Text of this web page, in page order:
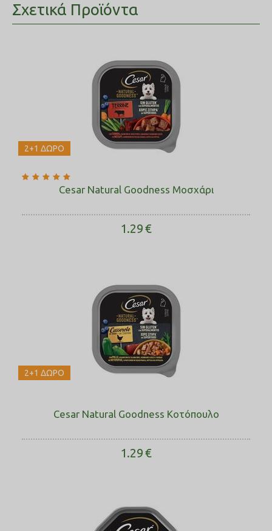
Σχετικά Προϊόντα
2+1 ΔΩΡΟ
Cesar Natural Goodness Μοσχάρι
1.29€
2+1 ΔΩΡΟ
Cesar Natural Goodness Κοτόπουλο
1.29€